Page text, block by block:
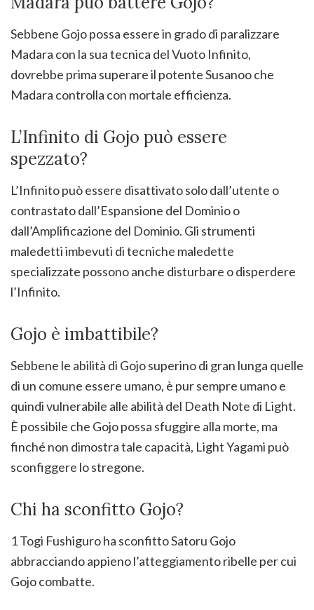
Sebbene Gojo possa essere in grado di paralizzare
Madara con la sua tecnica del Vuoto Infinito,
dovrebbe prima superare il potente Susanoo che
Madara controlla con mortale efficienza.
L’Infinito di Gojo può essere
spezzato?
L’Infinito può essere disattivato solo dall’utente o
contrastato dall’Espansione del Dominio o
dall’Amplificazione del Dominio. Gli strumenti
maledetti imbevuti di tecniche maledette
specializzate possono anche disturbare o disperdere
l’Infinito.
Gojo è imbattibile?
Sebbene le abilità di Gojo superino di gran lunga quelle
di un comune essere umano, è pur sempre umano e
quindi vulnerabile alle abilità del Death Note di Light.
È possibile che Gojo possa sfuggire alla morte, ma
finché non dimostra tale capacità, Light Yagami può
sconfiggere lo stregone.
Chi ha sconfitto Gojo?
1 Togi Fushiguro ha sconfitto Satoru Gojo
abbracciando appieno l’atteggiamento ribelle per cui
Gojo combatte.